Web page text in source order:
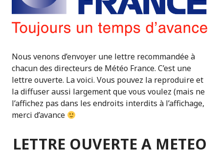
Nous venons d’envoyer une lettre recommandée à
chacun des directeurs de Météo France. C’est une
lettre ouverte. La voici. Vous pouvez la reproduire et
la diffuser aussi largement que vous voulez (mais ne
l’affichez pas dans les endroits interdits à l’affichage,
merci d’avance
LETTRE OUVERTE A METEO